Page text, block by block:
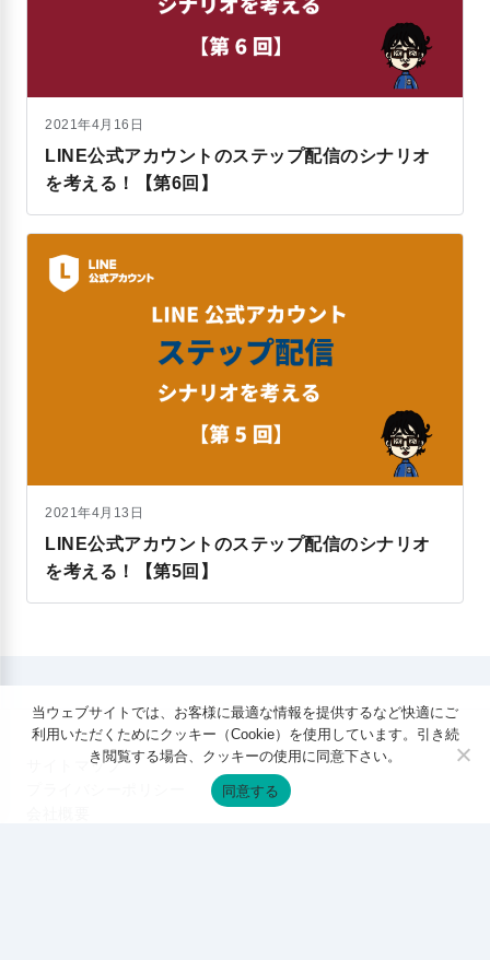
2021年4月16日
LINE公式アカウントのステップ配信のシナリオ
を考える！【第6回】
2021年4月13日
LINE公式アカウントのステップ配信のシナリオ
を考える！【第5回】
サイトマップ
当ウェブサイトでは、お客様に最適な情報を提供するなど快適にご
利用いただくためにクッキー（Cookie）を使用しています。引き続
き閲覧する場合、クッキーの使用に同意下さい。
同意する